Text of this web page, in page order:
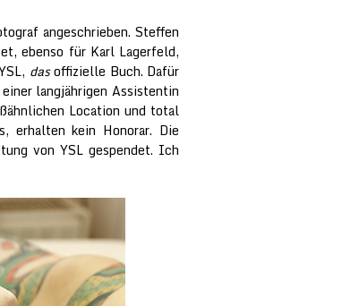
angeschrieben. Steffen
ebenso für Karl Lagerfeld,
dasoffizielle Buch. Dafür
langjährigen Assistentin
Location und total
erhalten kein Honorar. Die
von YSL gespendet. Ich